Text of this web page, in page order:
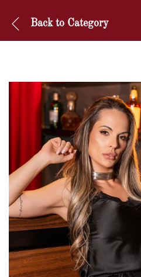
Back to Category